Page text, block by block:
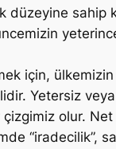
düzeyine
için,
Yetersiz
olur.
“iradecilik”,